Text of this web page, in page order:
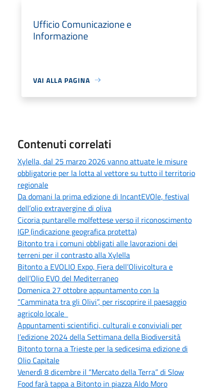
Ufficio Comunicazione e
Informazione
VAI ALLA PAGINA
Contenuti correlati
Xylella, dal 25 marzo 2026 vanno attuate le misure
obbligatorie per la lotta al vettore su tutto il territorio
regionale
Da domani la prima edizione di IncantEVOle, festival
dell’olio extravergine di oliva
Cicoria puntarelle molfettese verso il riconoscimento
IGP (indicazione geografica protetta)
Bitonto tra i comuni obbligati alle lavorazioni dei
terreni per il contrasto alla Xylella
Bitonto a EVOLIO Expo, Fiera dell’Olivicoltura e
dell’Olio EVO del Mediterraneo
Domenica 27 ottobre appuntamento con la
“Camminata tra gli Olivi”, per riscoprire il paesaggio
agricolo locale
Appuntamenti scientifici, culturali e conviviali per
l’edizione 2024 della Settimana della Biodiversità
Bitonto torna a Trieste per la sedicesima edizione di
Olio Capitale
Venerdì 8 dicembre il “Mercato della Terra” di Slow
Food farà tappa a Bitonto in piazza Aldo Moro